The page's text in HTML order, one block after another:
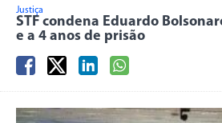
Justiça
STF condena Eduardo
e a 4 anos de prisão